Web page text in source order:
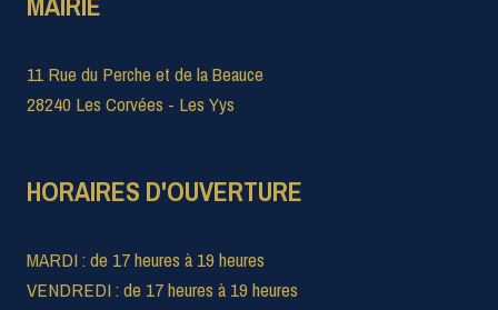
11 Rue du Perche et de la Beauce
28240 Les Corvées - Les Yys
HORAIRES D'OUVERTURE
MARDI : de 17 heures à 19 heures
VENDREDI : de 17 heures à 19 heures